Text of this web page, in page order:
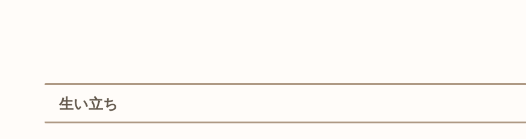
生い立ち